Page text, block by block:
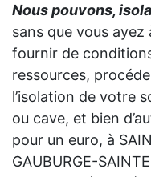
Nous pouvons,
sans que vous ayez
fournir de
ressources,
l’isolation de votre
ou cave, et bien
pour un euro, à
GAUBURGE-